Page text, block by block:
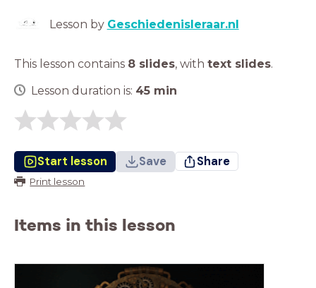
Lesson by Geschiedenisleraar.nl
This lesson contains 8 slides, with text slides.
Lesson duration is: 45 min
Start lesson Save Share
Print lesson
Items in this lesson